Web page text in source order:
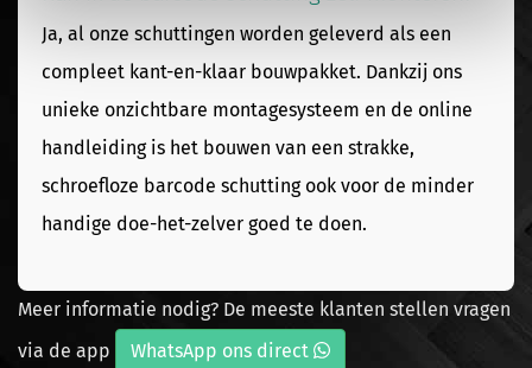
Ja, al onze schuttingen worden geleverd als een
compleet kant-en-klaar bouwpakket. Dankzij ons
unieke onzichtbare montagesysteem en de online
handleiding is het bouwen van een strakke,
schroefloze barcode schutting ook voor de minder
handige doe-het-zelver goed te doen.
Meer informatie nodig? De meeste klanten stellen vragen
via de app
WhatsApp ons direct